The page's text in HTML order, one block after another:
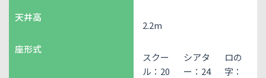
天井高
2.2m
座形式
スクー
ル：20
シアタ
ー：24
ロの
字：